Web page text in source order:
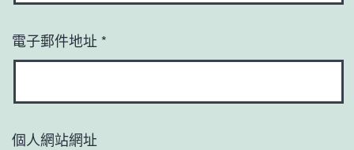
電子郵件地址 *
個人網站網址